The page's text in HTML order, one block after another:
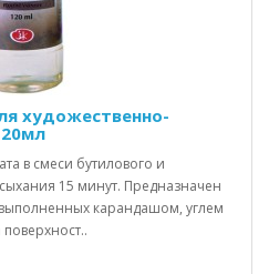
художественно-
в смеси бутилового и
15 минут. Предназначен
карандашом, углем